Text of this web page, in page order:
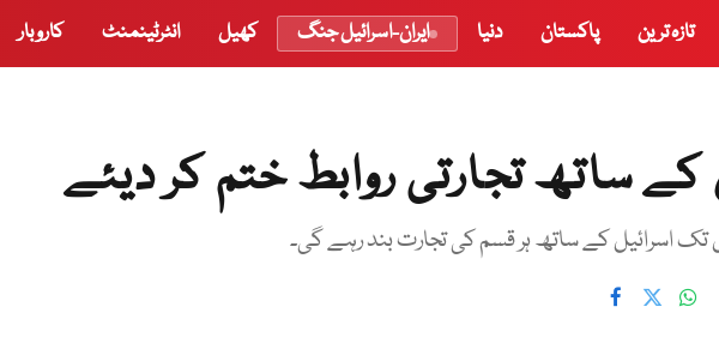
تازہ ترین پاکستان دنیا ایران-اسرائیل جنگ کھیل انٹرٹینمنٹ کاروبار
کے ساتھ تجارتی روابط ختم کر دیئے
تک اسرائیل کے ساتھ ہر قسم کی تجارت بند رہے گی۔